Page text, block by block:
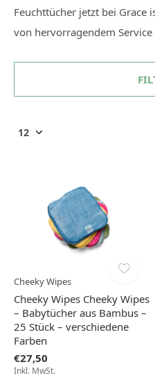
Feuchttücher jetzt bei Grace
von hervorragendem
Cheeky Wipes
Cheeky Wipes Cheeky Wipes
– Babytücher aus Bambus –
25 Stück – verschiedene
Farben
€27,50
Inkl. MwSt.